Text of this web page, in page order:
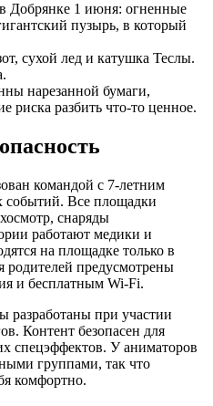
1 июня: огненные
пузырь, в который
сухой лед и катушка Теслы.
нарезанной бумаги,
риска разбить что-то ценное.
командой с 7-летним
событий. Все площадки
снаряды
работают медики и
на площадке только в
предусмотрены
и бесплатным Wi-Fi.
разработаны при участии
Контент безопасен для
спецэффектов. У аниматоров
группами, так что
комфортно.